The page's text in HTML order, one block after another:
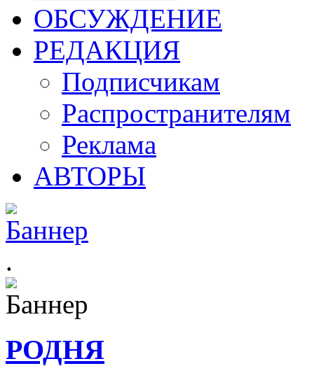
ОБСУЖДЕНИЕ
РЕДАКЦИЯ
Подписчикам
Распространителям
Реклама
АВТОРЫ
.
РОДНЯ